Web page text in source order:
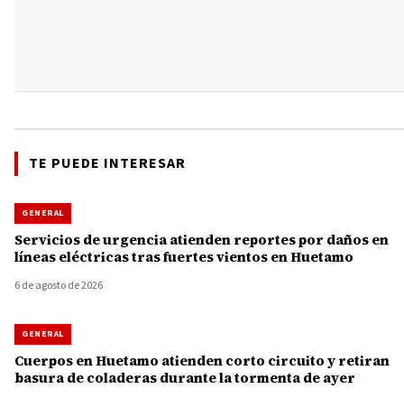
TE PUEDE INTERESAR
GENERAL
Servicios de urgencia atienden reportes por daños en
líneas eléctricas tras fuertes vientos en Huetamo
6 de agosto de 2026
GENERAL
Cuerpos en Huetamo atienden corto circuito y retiran
basura de coladeras durante la tormenta de ayer